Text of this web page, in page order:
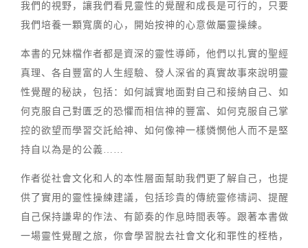
我們的視野，讓我們看見靈性的覺醒和成長是可行的，只要
我們培養一顆寬廣的心，開始按神的心意做屬靈操練。
本書的兄妹檔作者都是資深的靈性導師，他們以扎實的聖經
真理、各自豐富的人生經驗、發人深省的真實故事來說明靈
性覺醒的秘訣，包括：如何誠實地面對自己和接納自己、如
何克服自己對匱乏的恐懼而相信神的豐富、如何克服自己掌
控的欲望而學習交託給神、如何像神一樣憐憫他人而不是堅
持自以為是的公義……
作者從社會文化和人的本性層面幫助我們更了解自己，也提
供了實用的靈性操練建議，包括珍貴的傳統靈修禱詞、提醒
自己保持謙卑的作法、有節奏的作息時間表等。跟著本書做
一場靈性覺醒之旅，你會學習脫去社會文化和罪性的桎梏，